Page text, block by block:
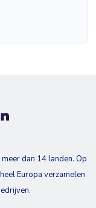
dan 14 landen. Op
Europa verzamelen